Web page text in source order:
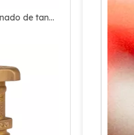
Válvula de GLP de llenado de tanque de bloqueo